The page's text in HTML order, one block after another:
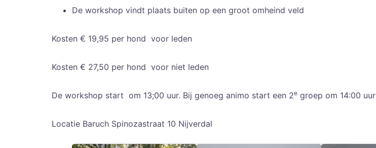
De workshop vindt plaats buiten op een groot omheind veld
Kosten € 19,95 per hond voor leden
Kosten € 27,50 per hond voor niet leden
De workshop start om 13;00 uur. Bij genoeg animo start een 2e groep om 14:00 uur
Locatie Baruch Spinozastraat 10 Nijverdal